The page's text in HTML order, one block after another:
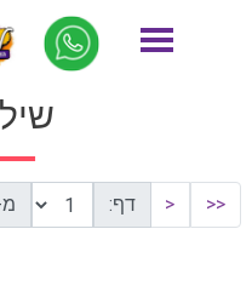
דף הבית
<<
< דף: מ-